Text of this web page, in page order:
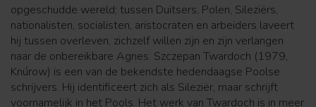
opgeschudde wereld; tussen Duitsers, Polen, Sileziërs,
nationalisten, socialisten, aristocraten en arbeiders laveert
hij tussen overleven, zichzelf willen zijn en zijn verlangen
naar de onbereikbare Agnes. Szczepan Twardoch (1979,
Knúrow) is een van de bekendste hedendaagse Poolse
schrijvers. Hij identificeert zich als Sileziër, maar schrijft
voornamelijk in het Pools. Het werk van Twardoch is in meer